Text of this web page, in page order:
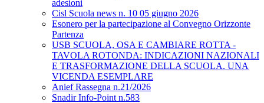
adesioni
Cisl Scuola news n. 10 05 giugno 2026
Esonero per la partecipazione al Convegno Orizzonte
Partenza
USB SCUOLA, OSA E CAMBIARE ROTTA -
TAVOLA ROTONDA: INDICAZIONI NAZIONALI
E TRASFORMAZIONE DELLA SCUOLA. UNA
VICENDA ESEMPLARE
Anief Rassegna n.21/2026
Snadir Info-Point n.583